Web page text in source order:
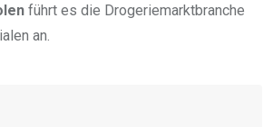
führt es die Drogeriemarktbranche
an.